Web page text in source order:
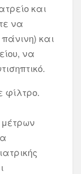
και
να
και
να
φίλτρο.